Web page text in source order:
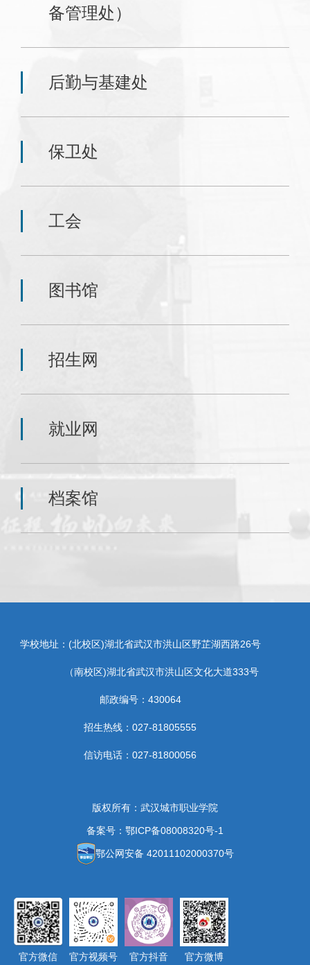
备管理处）
后勤与基建处
保卫处
工会
图书馆
招生网
就业网
档案馆
学校地址：(北校区)湖北省武汉市洪山区野芷湖西路26号
（南校区)湖北省武汉市洪山区文化大道333号
邮政编号：430064
招生热线：027-81805555
信访电话：027-81800056
版权所有：武汉城市职业学院
备案号：鄂ICP备08008320号-1
鄂公网安备 42011102000370号
官方微信 官方视频号 官方抖音 官方微博